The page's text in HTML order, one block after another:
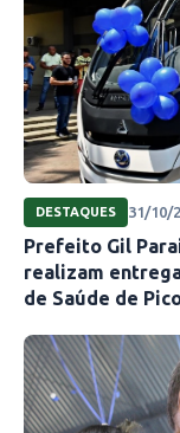
DESTAQUES 31/10/
Prefeito Gil
realizam
de Saúde de